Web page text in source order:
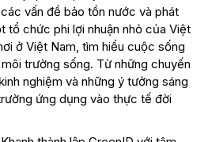
vấn đề bảo tồn nước và phát
tổ chức phi lợi nhuận nhỏ của Việt
ở Việt Nam, tìm hiểu cuộc sống
trường sống. Từ những chuyến
nghiệm và những ý tưởng sáng
ứng dụng vào thực tế đời